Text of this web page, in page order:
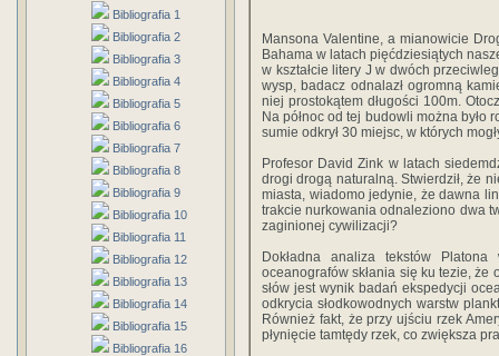
Bibliografia 1
Bibliografia 2
Bibliografia 3
Bibliografia 4
Bibliografia 5
Bibliografia 6
Bibliografia 7
Bibliografia 8
Bibliografia 9
Bibliografia 10
Bibliografia 11
Bibliografia 12
Bibliografia 13
Bibliografia 14
Bibliografia 15
Bibliografia 16
Mansona Valentine, a mianowicie
Bahama w latach pięćdziesiątych
w kształcie litery J w dwóch
wysp, badacz odnalazł ogromną
niej prostokątem długości 100m.
Na północ od tej budowli można było
sumie odkrył 30 miejsc, w których
Profesor David Zink w latach
drogi drogą naturalną. Stwierdził, że
miasta, wiadomo jedynie, że dawna
trakcie nurkowania odnaleziono dwa
zaginionej cywilizacji?
Dokładna analiza tekstów
oceanografów skłania się ku tezie, że
słów jest wynik badań ekspedycji
odkrycia słodkowodnych warstw
Również fakt, że przy ujściu rzek
płynięcie tamtędy rzek, co zwiększa